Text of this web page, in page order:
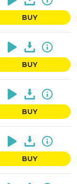
BUY
BUY
BUY
BUY